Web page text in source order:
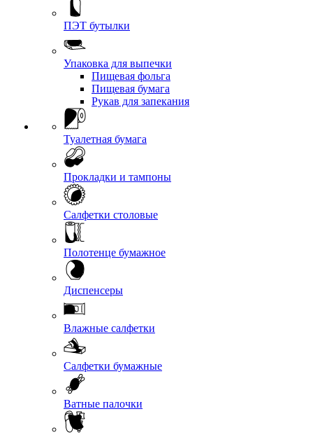
ПЭТ бутылки
Упаковка для выпечки
Пищевая фольга
Пищевая бумага
Рукав для запекания
Туалетная бумага
Прокладки и тампоны
Салфетки столовые
Полотенце бумажное
Диспенсеры
Влажные салфетки
Салфетки бумажные
Ватные палочки